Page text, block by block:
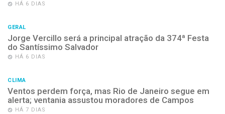
HÁ 6 DIAS
GERAL
Jorge Vercillo será a principal atração da 374ª Festa
do Santíssimo Salvador
HÁ 6 DIAS
CLIMA
Ventos perdem força, mas Rio de Janeiro segue em
alerta; ventania assustou moradores de Campos
HÁ 7 DIAS